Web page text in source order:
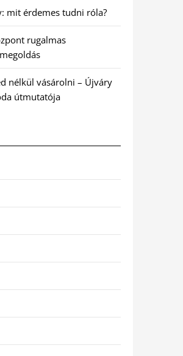
mit érdemes tudni róla?
rugalmas
nélkül vásárolni – Újváry
útmutatója